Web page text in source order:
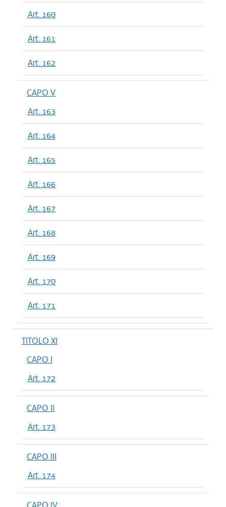
Art. 160
Art. 161
Art. 162
CAPO V
Art. 163
Art. 164
Art. 165
Art. 166
Art. 167
Art. 168
Art. 169
Art. 170
Art. 171
TITOLO XI
CAPO I
Art. 172
CAPO II
Art. 173
CAPO III
Art. 174